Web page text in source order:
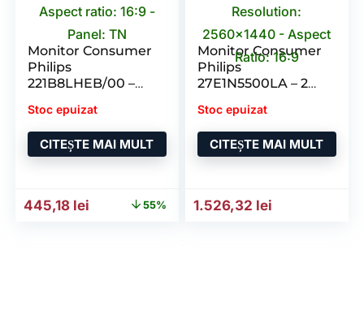
Monitor Consumer
Philips
221B8LHEB/00 –
1920 x 1080 pixeli –
3 ani Garantie
Stoc epuizat
CITEȘTE MAI MULT
Prețul inițial a fost: 997,43 lei.
445,18 lei Prețul curent este: 445,18 lei.
55%
Monitor Consumer
Philips
27E1N5500LA – 27
x 1440 pixeli – 3 ani
Garantie
Stoc epuizat
CITEȘTE MAI MULT
1.526,32 lei